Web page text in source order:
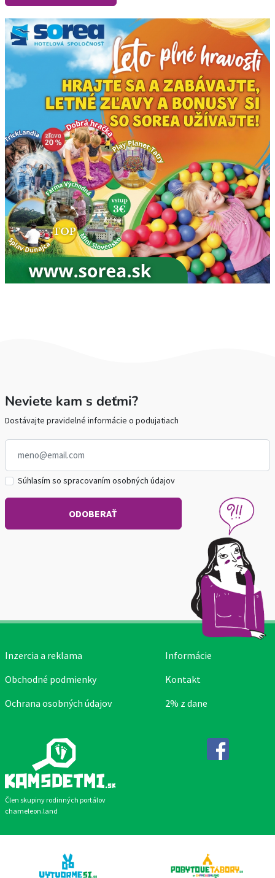
Neviete kam s deťmi?
Dostávajte pravidelné informácie o podujatiach
Súhlasím so spracovaním osobných údajov
Člen skupiny rodinných portálov
chameleon.land
Inzercia a reklama
Obchodné podmienky
Ochrana osobných údajov
Informácie
Kontakt
2% z dane